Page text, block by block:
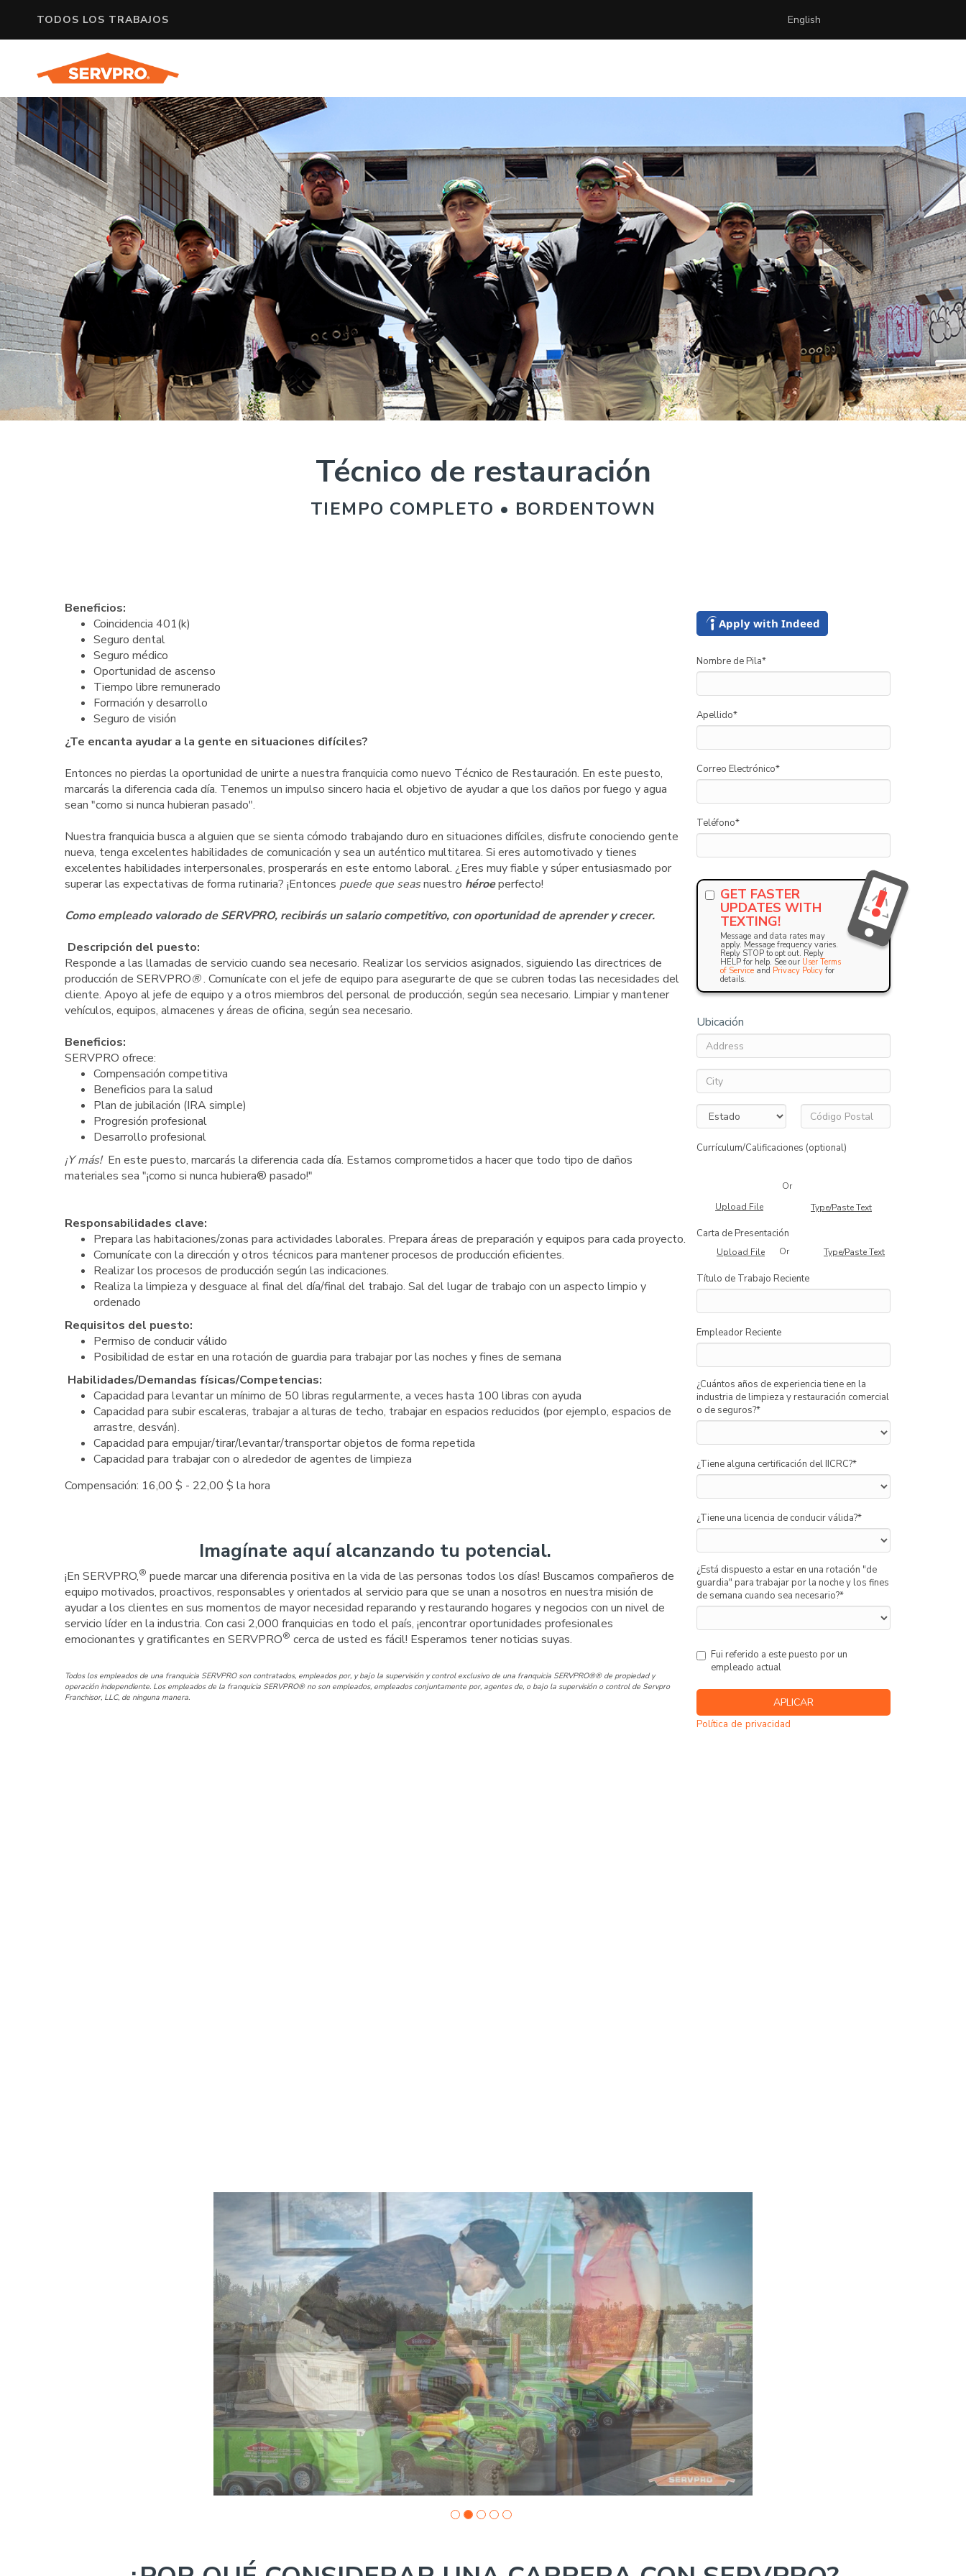
TODOS LOS TRABAJOS English
Técnico de restauración
TIEMPO COMPLETO • BORDENTOWN
Beneficios:
Coincidencia 401(k)
Seguro dental
Seguro médico
Oportunidad de ascenso
Tiempo libre remunerado
Formación y desarrollo
Seguro de visión
¿Te encanta ayudar a la gente en situaciones difíciles?
Entonces no pierdas la oportunidad de unirte a nuestra franquicia como nuevo Técnico de Restauración. En este puesto,
marcarás la diferencia cada día. Tenemos un impulso sincero hacia el objetivo de ayudar a que los daños por fuego y agua
sean "como si nunca hubieran pasado".
Nuestra franquicia busca a alguien que se sienta cómodo trabajando duro en situaciones difíciles, disfrute conociendo gente
nueva, tenga excelentes habilidades de comunicación y sea un auténtico multitarea. Si eres automotivado y tienes
excelentes habilidades interpersonales, prosperarás en este entorno laboral. ¿Eres muy fiable y súper entusiasmado por
superar las expectativas de forma rutinaria? ¡Entonces puede que seasnuestro héroeperfecto!
Como empleado valorado de SERVPRO, recibirás un salario competitivo, con oportunidad de aprender y crecer.
Descripción del puesto:
Responde a las llamadas de servicio cuando sea necesario. Realizar los servicios asignados, siguiendo las directrices de
producción de SERVPRO®. Comunícate con el jefe de equipo para asegurarte de que se cubren todas las necesidades del
cliente. Apoyo al jefe de equipo y a otros miembros del personal de producción, según sea necesario. Limpiar y mantener
vehículos, equipos, almacenes y áreas de oficina, según sea necesario.
Beneficios:
SERVPRO ofrece:
Compensación competitiva
Beneficios para la salud
Plan de jubilación (IRA simple)
Progresión profesional
Desarrollo profesional
¡Y más!En este puesto, marcarás la diferencia cada día. Estamos comprometidos a hacer que todo tipo de daños
materiales sea "¡como si nunca hubiera® pasado!"
Responsabilidades clave:
Prepara las habitaciones/zonas para actividades laborales. Prepara áreas de preparación y equipos para cada proyecto.
Comunícate con la dirección y otros técnicos para mantener procesos de producción eficientes.
Realizar los procesos de producción según las indicaciones.
Realiza la limpieza y desguace al final del día/final del trabajo. Sal del lugar de trabajo con un aspecto limpio y
ordenado
Requisitos del puesto:
Permiso de conducir válido
Posibilidad de estar en una rotación de guardia para trabajar por las noches y fines de semana
Habilidades/Demandas físicas/Competencias:
Capacidad para levantar un mínimo de 50 libras regularmente, a veces hasta 100 libras con ayuda
Capacidad para subir escaleras, trabajar a alturas de techo, trabajar en espacios reducidos (por ejemplo, espacios de
arrastre, desván).
Capacidad para empujar/tirar/levantar/transportar objetos de forma repetida
Capacidad para trabajar con o alrededor de agentes de limpieza
Compensación: 16,00 $ - 22,00 $ la hora
Imagínate aquí alcanzando tu potencial.
¡En SERVPRO,® puede marcar una diferencia positiva en la vida de las personas todos los días! Buscamos compañeros de
equipo motivados, proactivos, responsables y orientados al servicio para que se unan a nosotros en nuestra misión de
ayudar a los clientes en sus momentos de mayor necesidad reparando y restaurando hogares y negocios con un nivel de
servicio líder en la industria. Con casi 2,000 franquicias en todo el país, ¡encontrar oportunidades profesionales
emocionantes y gratificantes en SERVPRO® cerca de usted es fácil! Esperamos tener noticias suyas.
Todos los empleados de una franquicia SERVPRO son contratados, empleados por, y bajo la supervisión y control exclusivo de una franquicia SERVPRO®® de propiedad y
operación independiente. Los empleados de la franquicia SERVPRO® no son empleados, empleados conjuntamente por, agentes de, o bajo la supervisión o control de Servpro
Franchisor, LLC, de ninguna manera.
Apply with Indeed
Nombre de Pila*
Apellido*
Correo Electrónico*
Teléfono*
GET FASTER
UPDATES WITH
TEXTING!
Message and data rates may
apply. Message frequency varies.
Reply STOP to opt out. Reply
HELP for help. See our User Terms
of Service and Privacy Policy for
details.
Ubicación
Currículum/Calificaciones (optional)
Upload File
Or
Type/Paste Text
Carta de Presentación
Upload File Or Type/Paste Text
Título de Trabajo Reciente
Empleador Reciente
¿Cuántos años de experiencia tiene en la
industria de limpieza y restauración comercial
o de seguros?*
¿Tiene alguna certificación del IICRC?*
¿Tiene una licencia de conducir válida?*
¿Está dispuesto a estar en una rotación "de
guardia" para trabajar por la noche y los fines
de semana cuando sea necesario?*
Fui referido a este puesto por un
empleado actual
Política de privacidad
Company
photo
1